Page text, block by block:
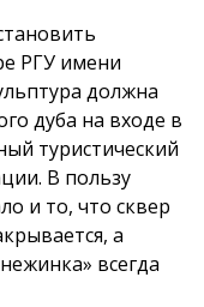
РГУ имени
должна
дуба на входе в
туристический
В пользу
и то, что сквер
а
всегда